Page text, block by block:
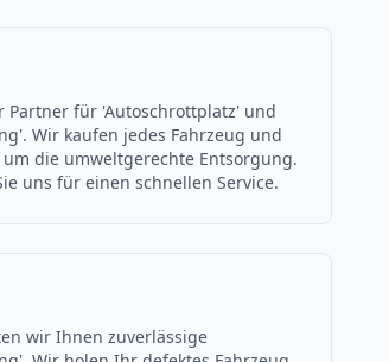
Partner für 'Autoschrottplatz' und
Wir kaufen jedes Fahrzeug und
die umweltgerechte Entsorgung.
uns für einen schnellen Service.
wir Ihnen zuverlässige